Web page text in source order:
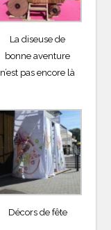
La diseuse de
bonne aventure
n’est pas encore là
Décors de fête